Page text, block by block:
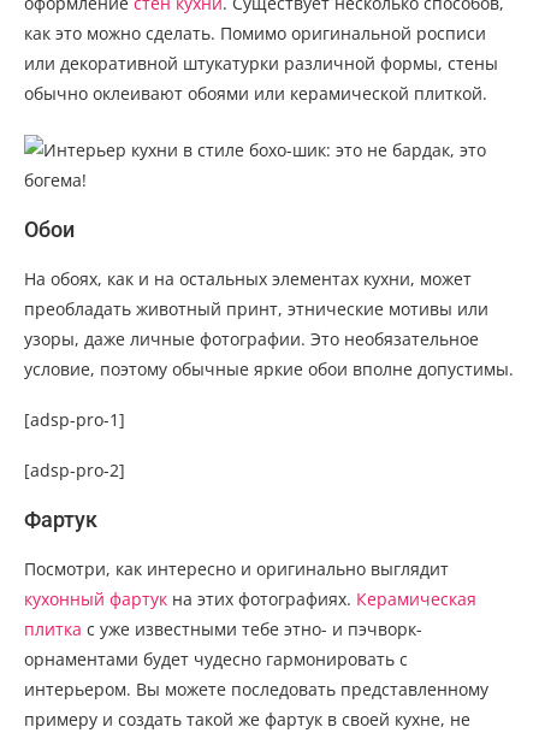
как это можно сделать. Помимо оригинальной росписи
или декоративной штукатурки различной формы, стены
обычно оклеивают обоями или керамической плиткой.
Обои
На обоях, как и на остальных элементах кухни, может
преобладать животный принт, этнические мотивы или
узоры, даже личные фотографии. Это необязательное
условие, поэтому обычные яркие обои вполне допустимы.
[adsp-pro-1]
[adsp-pro-2]
Фартук
Посмотри, как интересно и оригинально выглядит
кухонный фартук на этих фотографиях. Керамическая
плитка с уже известными тебе этно- и пэчворк-
орнаментами будет чудесно гармонировать с
интерьером. Вы можете последовать представленному
примеру и создать такой же фартук в своей кухне, не